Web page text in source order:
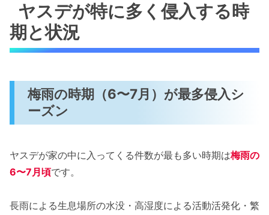
ヤスデが特に多く侵入する時
期と状況
梅雨の時期（6〜7月）が最多侵入シ
ーズン
ヤスデが家の中に入ってくる件数が最も多い時期は梅雨の
6〜7月頃です。
長雨による生息場所の水没・高湿度による活動活発化・繁